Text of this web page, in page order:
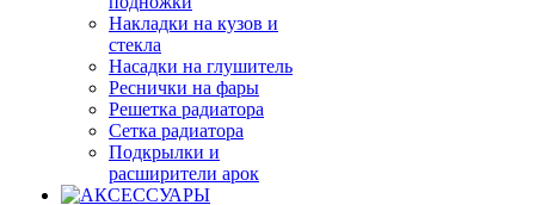
Накладки на кузов и
стекла
Насадки на глушитель
Реснички на фары
Решетка радиатора
Сетка радиатора
Подкрылки и
расширители арок